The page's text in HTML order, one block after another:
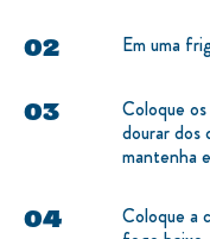
Em uma
Coloque
dourar dos
mantenha
Coloque a